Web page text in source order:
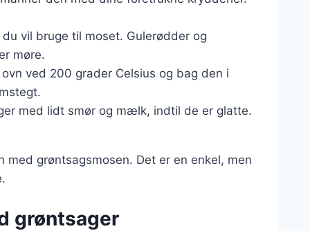
vil bruge til moset. Gulerødder og
møre.
ved 200 grader Celsius og bag den i
med lidt smør og mælk, indtil de er glatte.
grøntsagsmosen. Det er en enkel, men
grøntsager